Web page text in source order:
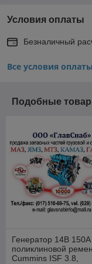
Условия оплаты
Безналичный
Все условия оплаты
Подобные
Генератор 14В
поликлиновой
Cummins ISF 3.8,